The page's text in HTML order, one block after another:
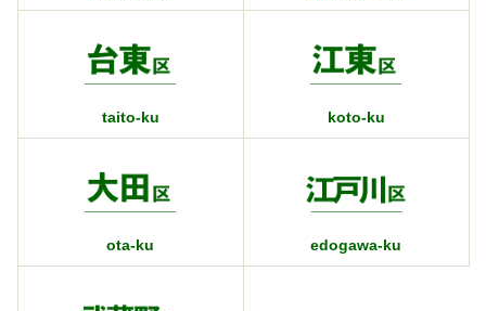
taito-ku koto-ku
ota-ku edogawa-ku